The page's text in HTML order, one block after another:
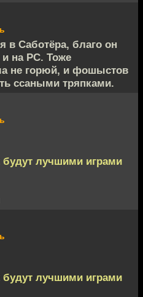
в Саботёра, благо он
на РС. Тоже
не горюй, и фошыстов
ссаными тряпками.
лучшими играми
лучшими играми